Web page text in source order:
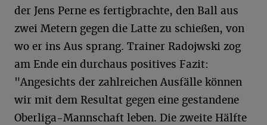
der Jens Perne es fertigbrachte, den Ball aus
zwei Metern gegen die Latte zu schießen, von
wo er ins Aus sprang. Trainer Radojwski zog
am Ende ein durchaus positives Fazit:
"Angesichts der zahlreichen Ausfälle können
wir mit dem Resultat gegen eine gestandene
Oberliga-Mannschaft leben. Die zweite Hälfte